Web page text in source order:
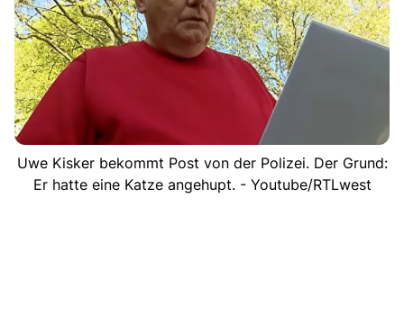
Uwe Kisker bekommt Post von der Polizei. Der Grund:
Er hatte eine Katze angehupt. - Youtube/RTLwest